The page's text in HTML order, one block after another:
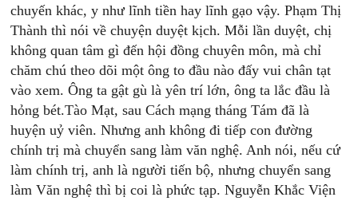
chuyến khác, y như lĩnh tiền hay lĩnh gạo vậy. Phạm Thị
Thành thì nói về chuyện duyệt kịch. Mỗi lần duyệt, chị
không quan tâm gì đến hội đồng chuyên môn, mà chỉ
chăm chú theo dõi một ông to đầu nào đấy vui chân tạt
vào xem. Ông ta gật gù là yên trí lớn, ông ta lắc đầu là
hỏng bét.Tào Mạt, sau Cách mạng tháng Tám đã là
huyện uỷ viên. Nhưng anh không đi tiếp con đường
chính trị mà chuyển sang làm văn nghệ. Anh nói, nếu cứ
làm chính trị, anh là người tiến bộ, nhưng chuyển sang
làm Văn nghệ thì bị coi là phức tạp. Nguyễn Khắc Viện